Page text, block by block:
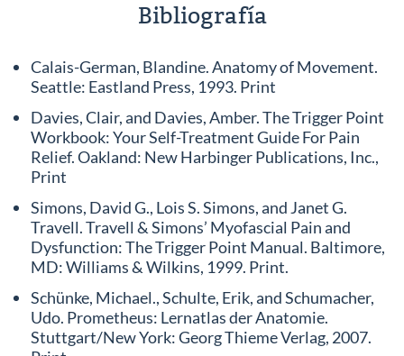
Bibliografía
Calais-German, Blandine. Anatomy of Movement.
Seattle: Eastland Press, 1993. Print
Davies, Clair, and Davies, Amber. The Trigger Point
Workbook: Your Self-Treatment Guide For Pain
Relief. Oakland: New Harbinger Publications, Inc.,
Print
Simons, David G., Lois S. Simons, and Janet G.
Travell. Travell & Simons’ Myofascial Pain and
Dysfunction: The Trigger Point Manual. Baltimore,
MD: Williams & Wilkins, 1999. Print.
Schünke, Michael., Schulte, Erik, and Schumacher,
Udo. Prometheus: Lernatlas der Anatomie.
Stuttgart/New York: Georg Thieme Verlag, 2007.